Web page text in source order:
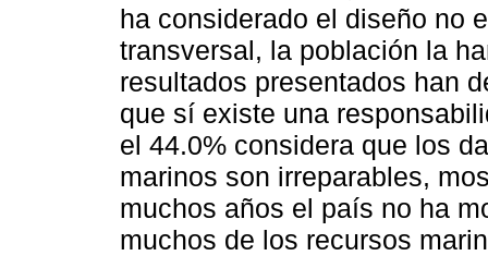
ha considerado el diseño no
transversal, la población la
resultados presentados han
que sí existe una
el 44.0% considera que los
marinos son irreparables,
muchos años el país no ha
muchos de los recursos